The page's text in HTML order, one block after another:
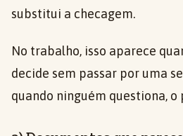
substitui a checagem.
No trabalho, isso aparece
decide sem passar por uma
quando ninguém questiona,